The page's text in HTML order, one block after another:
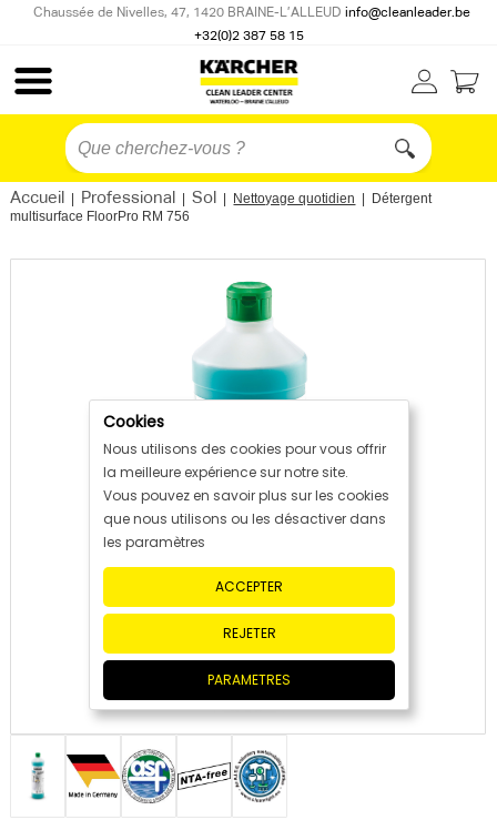
Chaussée de Nivelles, 47, 1420 BRAINE-L’ALLEUD info@cleanleader.be
+32(0)2 387 58 15
Accueil | Professional |Sol | Nettoyage quotidien | Détergent
multisurface FloorPro RM 756
Cookies
Nous utilisons des cookies pour vous offrir
la meilleure expérience sur notre site.
Vous pouvez en savoir plus sur les cookies
que nous utilisons ou les désactiver dans
les paramètres
ACCEPTER
REJETER
PARAMETRES